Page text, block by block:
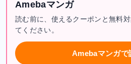
Amebaマンガ
読む前に、使えるクーポンと無料
てください。
Amebaマンガで